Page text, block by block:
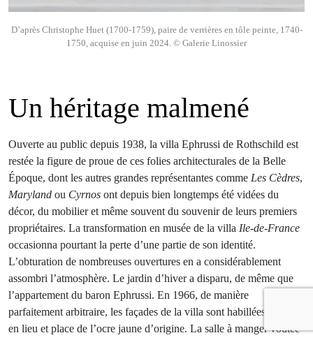
D’après Christophe Huet (1700-1759), paire de verrières en tôle peinte, 1740-
1750, acquise en juin 2024. © Galerie Linossier
Un héritage malmené
Ouverte au public depuis 1938, la villa Ephrussi de Rothschild est
restée la figure de proue de ces folies architecturales de la Belle
Époque, dont les autres grandes représentantes comme Les Cèdres,
Maryland ou Cyrnos ont depuis bien longtemps été vidées du
décor, du mobilier et même souvent du souvenir de leurs premiers
propriétaires. La transformation en musée de la villa Ile-de-France
occasionna pourtant la perte d’une partie de son identité.
L’obturation de nombreuses ouvertures en a considérablement
assombri l’atmosphère. Le jardin d’hiver a disparu, de même que
l’appartement du baron Ephrussi. En 1966, de manière
parfaitement arbitraire, les façades de la villa sont habillées de rose
en lieu et place de l’ocre jaune d’origine. La salle à manger voûtée